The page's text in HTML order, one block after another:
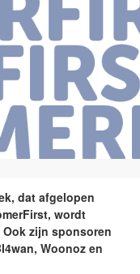
dat afgelopen
wordt
zijn sponsoren
Woonoz en